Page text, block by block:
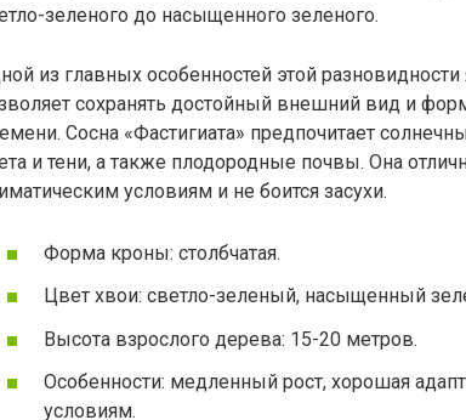
зеленого до насыщенного зеленого.
из главных особенностей этой
сохранять достойный внешний вид и
Сосна «Фастигиата» предпочитает
и тени, а также плодородные почвы. Она
условиям и не боится засухи.
Форма кроны: столбчатая.
Цвет хвои: светло-зеленый, насыщенный
Высота взрослого дерева: 15-20 метров.
Особенности: медленный рост, хорошая
условиям.